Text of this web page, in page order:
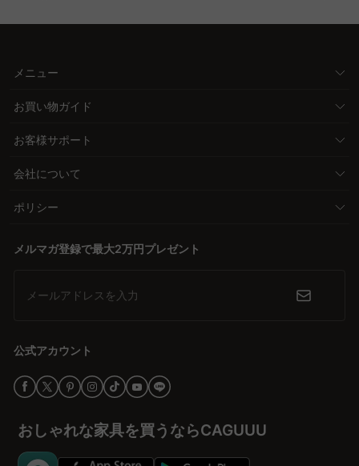
メニュー
お買い物ガイド
お客様サポート
会社について
ポリシー
メルマガ登録で最大2万円プレゼント
メールアドレスを入力
公式アカウント
おしゃれな家具を買うならCAGUUU